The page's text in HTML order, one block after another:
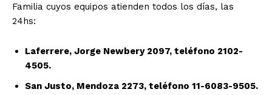
Familia cuyos equipos atienden todos los días, las
24hs:
Laferrere, Jorge Newbery 2097, teléfono 2102-
4505.
San Justo, Mendoza 2273, teléfono 11-6083-9505.